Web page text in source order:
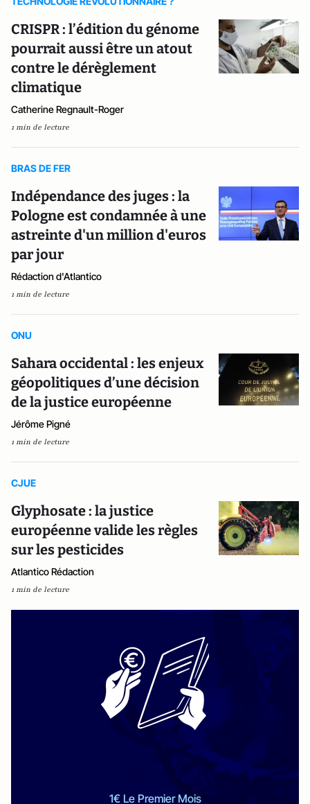
CRISPR : l’édition du génome
pourrait aussi être un atout
contre le dérèglement
climatique
Catherine Regnault-Roger
1 min de lecture
BRAS DE FER
Indépendance des juges : la
Pologne est condamnée à une
astreinte d'un million d'euros
par jour
Rédaction d'Atlantico
1 min de lecture
ONU
Sahara occidental : les enjeux
géopolitiques d’une décision
de la justice européenne
Jérôme Pigné
1 min de lecture
CJUE
Glyphosate : la justice
européenne valide les règles
sur les pesticides
Atlantico Rédaction
1 min de lecture
1€ Le Premier Mois